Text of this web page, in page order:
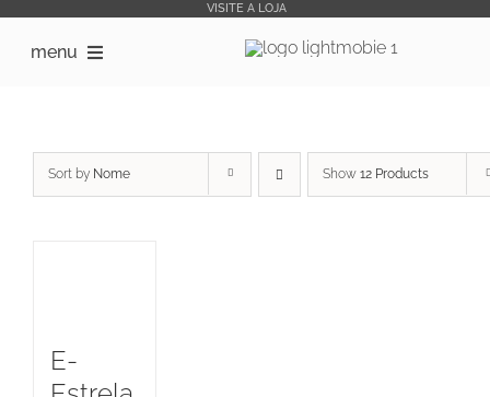
content
VISITE A LOJA
menu
Sobre Nós
Sort by Nome Show 12 Products
E-